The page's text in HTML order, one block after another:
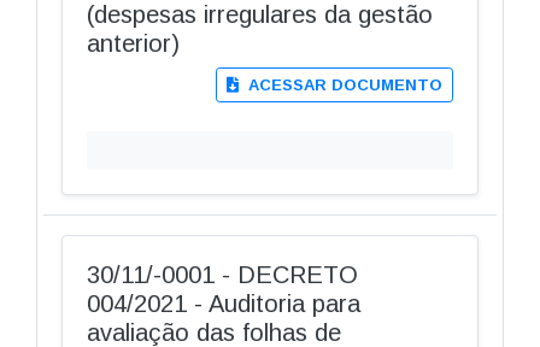
(despesas irregulares da gestão
anterior)
ACESSAR DOCUMENTO
30/11/-0001 - DECRETO
004/2021 - Auditoria para
avaliação das folhas de